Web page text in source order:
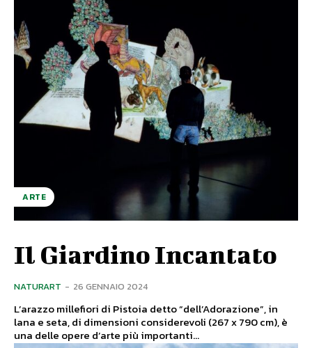
ARTE
Il Giardino Incantato
NATURART - 26 GENNAIO 2024
L’arazzo millefiori di Pistoia detto “dell’Adorazione”, in
lana e seta, di dimensioni considerevoli (267 x 790 cm), è
una delle opere d’arte più importanti...